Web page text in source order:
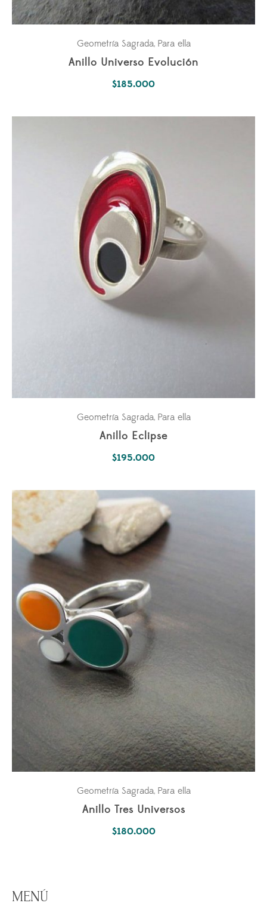
Geometría Sagrada, Para ella
Anillo Universo Evolución
$185.000
Geometría Sagrada, Para ella
Anillo Eclipse
$195.000
Geometría Sagrada, Para ella
Anillo Tres Universos
$180.000
MENÚ